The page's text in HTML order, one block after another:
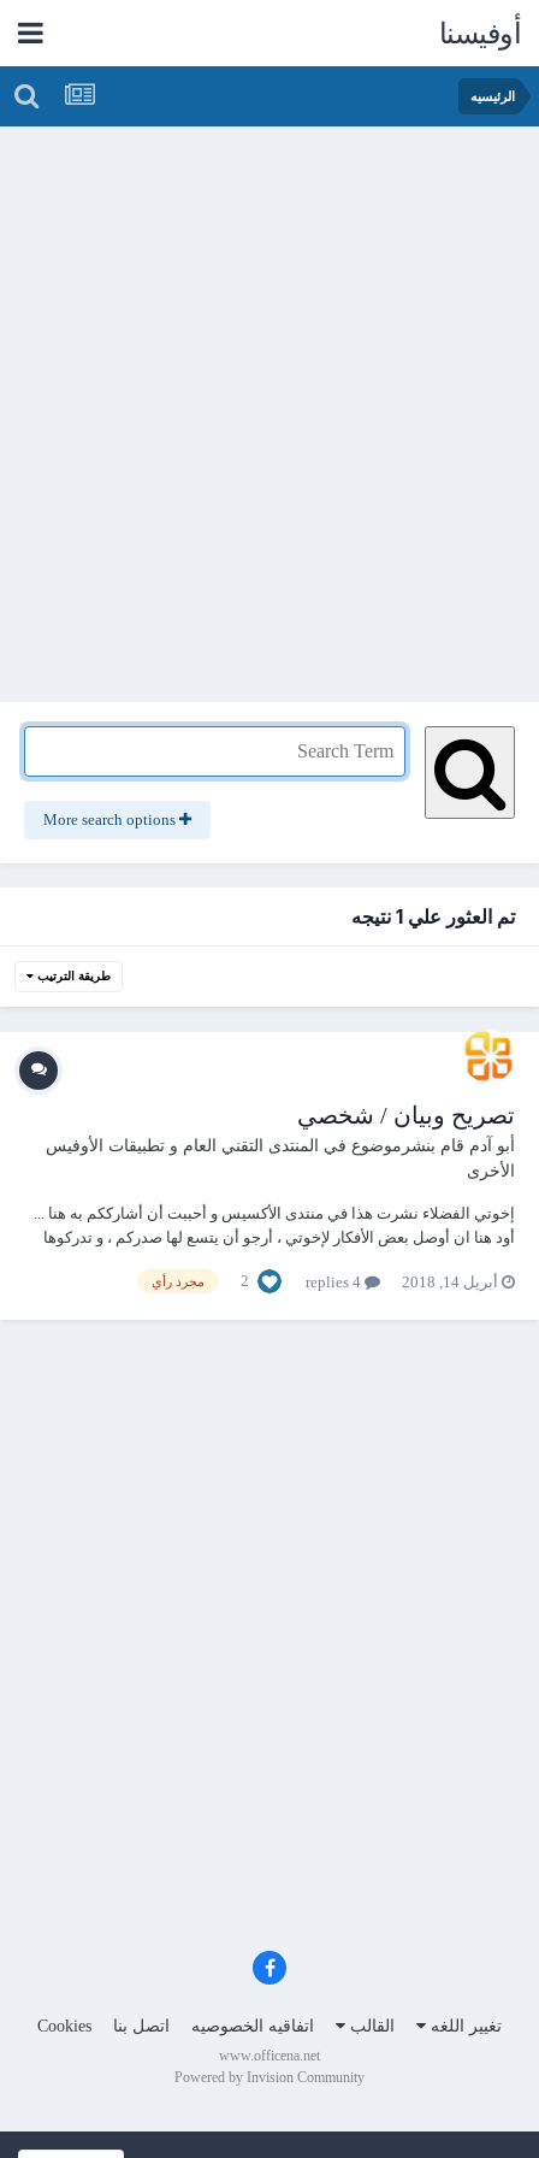
أوفيسنا
الرئيسيه
تم العثور علي 1 نتيجه
طريقة الترتيب
تصريح وبيان / شخصي
أبو آدم قام بنشرموضوع في
المنتدى التقني العام و تطبيقات الأوفيس
الأخرى
إخوتي الفضلاء نشرت هذا في منتدى الأكسيس و أحببت أن أشارككم به هنا ...
أود هنا ان أوصل بعض الأفكار لإخوتي ، أرجو أن يتسع لها صدركم ، و تدركوها
تصريح. نحن هنا في مجتمع علمي محترم و ذو اصول راسخة عبر السنوات ،
أبريل 14, 2018 2 مجرد رأي
تغيير اللغه القالب اتفاقيه الخصوصيه اتصل بنا Cookies
www.officena.net
Powered by Invision Community